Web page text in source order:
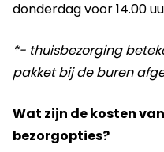
donderdag voor 14.00
*- thuisbezorging
pakket bij de buren
Wat zijn de kosten
bezorgopties?